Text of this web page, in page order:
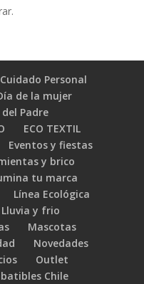
Cuidado Personal
de la mujer
del Padre
ECO TEXTIL
Eventos y fiestas
y brico
tu marca
Línea Ecológica
Lluvia y frio
Mascotas
Novedades
Outlet
Chile